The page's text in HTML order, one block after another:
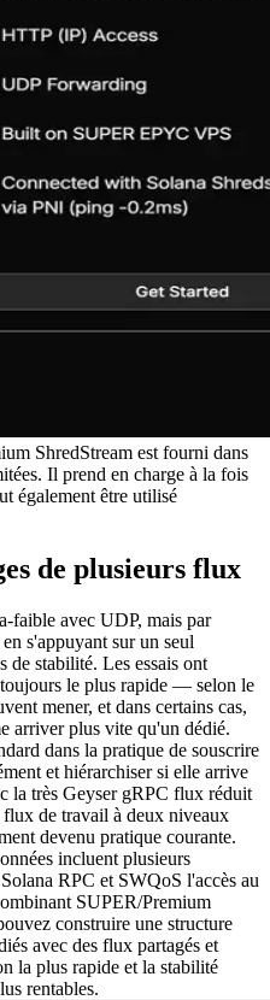
ShredStream est fourni dans
Il prend en charge à la fois
également être utilisé
de plusieurs flux
faible avec UDP, mais par
s'appuyant sur un seul
de stabilité. Les essais ont
le plus rapide — selon le
mener, et dans certains cas,
arriver plus vite qu'un dédié.
dans la pratique de souscrire
et hiérarchiser si elle arrive
la très Geyser gRPC flux réduit
flux de travail à deux niveaux
devenu pratique courante.
incluent plusieurs
RPC et SWQoS l'accès au
SUPER/Premium
construire une structure
avec des flux partagés et
la plus rapide et la stabilité
rentables.